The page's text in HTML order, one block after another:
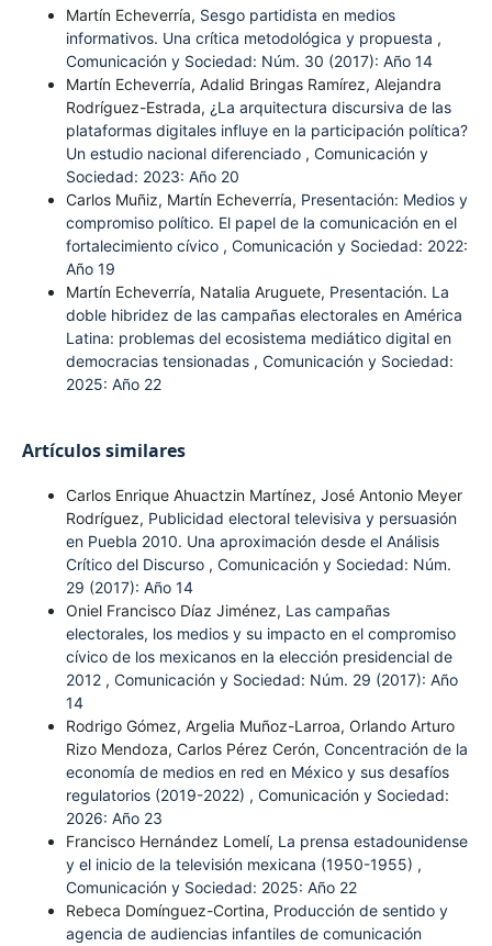
Martín Echeverría, Sesgo partidista en medios
informativos. Una crítica metodológica y propuesta ,
Comunicación y Sociedad: Núm. 30 (2017): Año 14
Martín Echeverría, Adalid Bringas Ramírez, Alejandra
Rodríguez-Estrada, ¿La arquitectura discursiva de las
plataformas digitales influye en la participación política?
Un estudio nacional diferenciado , Comunicación y
Sociedad: 2023: Año 20
Carlos Muñiz, Martín Echeverría, Presentación: Medios y
compromiso político. El papel de la comunicación en el
fortalecimiento cívico , Comunicación y Sociedad: 2022:
Año 19
Martín Echeverría, Natalia Aruguete, Presentación. La
doble hibridez de las campañas electorales en América
Latina: problemas del ecosistema mediático digital en
democracias tensionadas , Comunicación y Sociedad:
2025: Año 22
Artículos similares
Carlos Enrique Ahuactzin Martínez, José Antonio Meyer
Rodríguez, Publicidad electoral televisiva y persuasión
en Puebla 2010. Una aproximación desde el Análisis
Crítico del Discurso , Comunicación y Sociedad: Núm.
29 (2017): Año 14
Oniel Francisco Díaz Jiménez, Las campañas
electorales, los medios y su impacto en el compromiso
cívico de los mexicanos en la elección presidencial de
2012 , Comunicación y Sociedad: Núm. 29 (2017): Año
14
Rodrigo Gómez, Argelia Muñoz-Larroa, Orlando Arturo
Rizo Mendoza, Carlos Pérez Cerón, Concentración de la
economía de medios en red en México y sus desafíos
regulatorios (2019-2022) , Comunicación y Sociedad:
2026: Año 23
Francisco Hernández Lomelí, La prensa estadounidense
y el inicio de la televisión mexicana (1950-1955) ,
Comunicación y Sociedad: 2025: Año 22
Rebeca Domínguez-Cortina, Producción de sentido y
agencia de audiencias infantiles de comunicación